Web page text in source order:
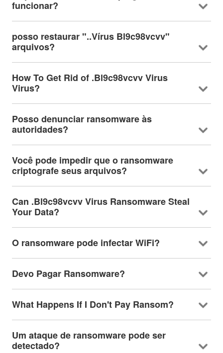
funcionar?
posso restaurar "..Vírus Bl9c98vcvv"
arquivos?
How To Get Rid of .Bl9c98vcvv Virus
Virus?
Posso denunciar ransomware às
autoridades?
Você pode impedir que o ransomware
criptografe seus arquivos?
Can .Bl9c98vcvv Virus Ransomware Steal
Your Data?
O ransomware pode infectar WiFi?
Devo Pagar Ransomware?
What Happens If I Don't Pay Ransom?
Um ataque de ransomware pode ser
detectado?